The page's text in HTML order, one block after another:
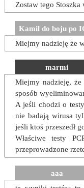
Zostaw tego
Kamil do boju po
Miejmy nadzieję że
marmi
Miejmy nadzieję,
sposób
A jeśli chodzi o
nie badają wirusa
jeśli ktoś przeszedł
Właściwe testy
przeprowadzone
aaa